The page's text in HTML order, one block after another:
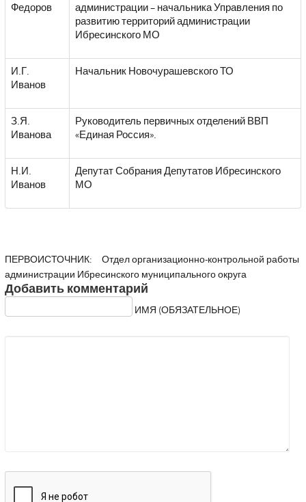
Федоров
администрации – начальника Управления по
развитию территорий администрации
Ибресинского МО
И.Г.
Иванов
Начальник Новочурашевского ТО
З.Я.
Иванова
Руководитель первичных отделений ВВП
«Единая Россия».
Н.И.
Иванов
Депутат Собрания Депутатов Ибресинского
МО
ПЕРВОИСТОЧНИК:
Отдел организационно-контрольной работы
администрации Ибресинского муниципального округа
Добавить комментарий
ИМЯ (ОБЯЗАТЕЛЬНОЕ)